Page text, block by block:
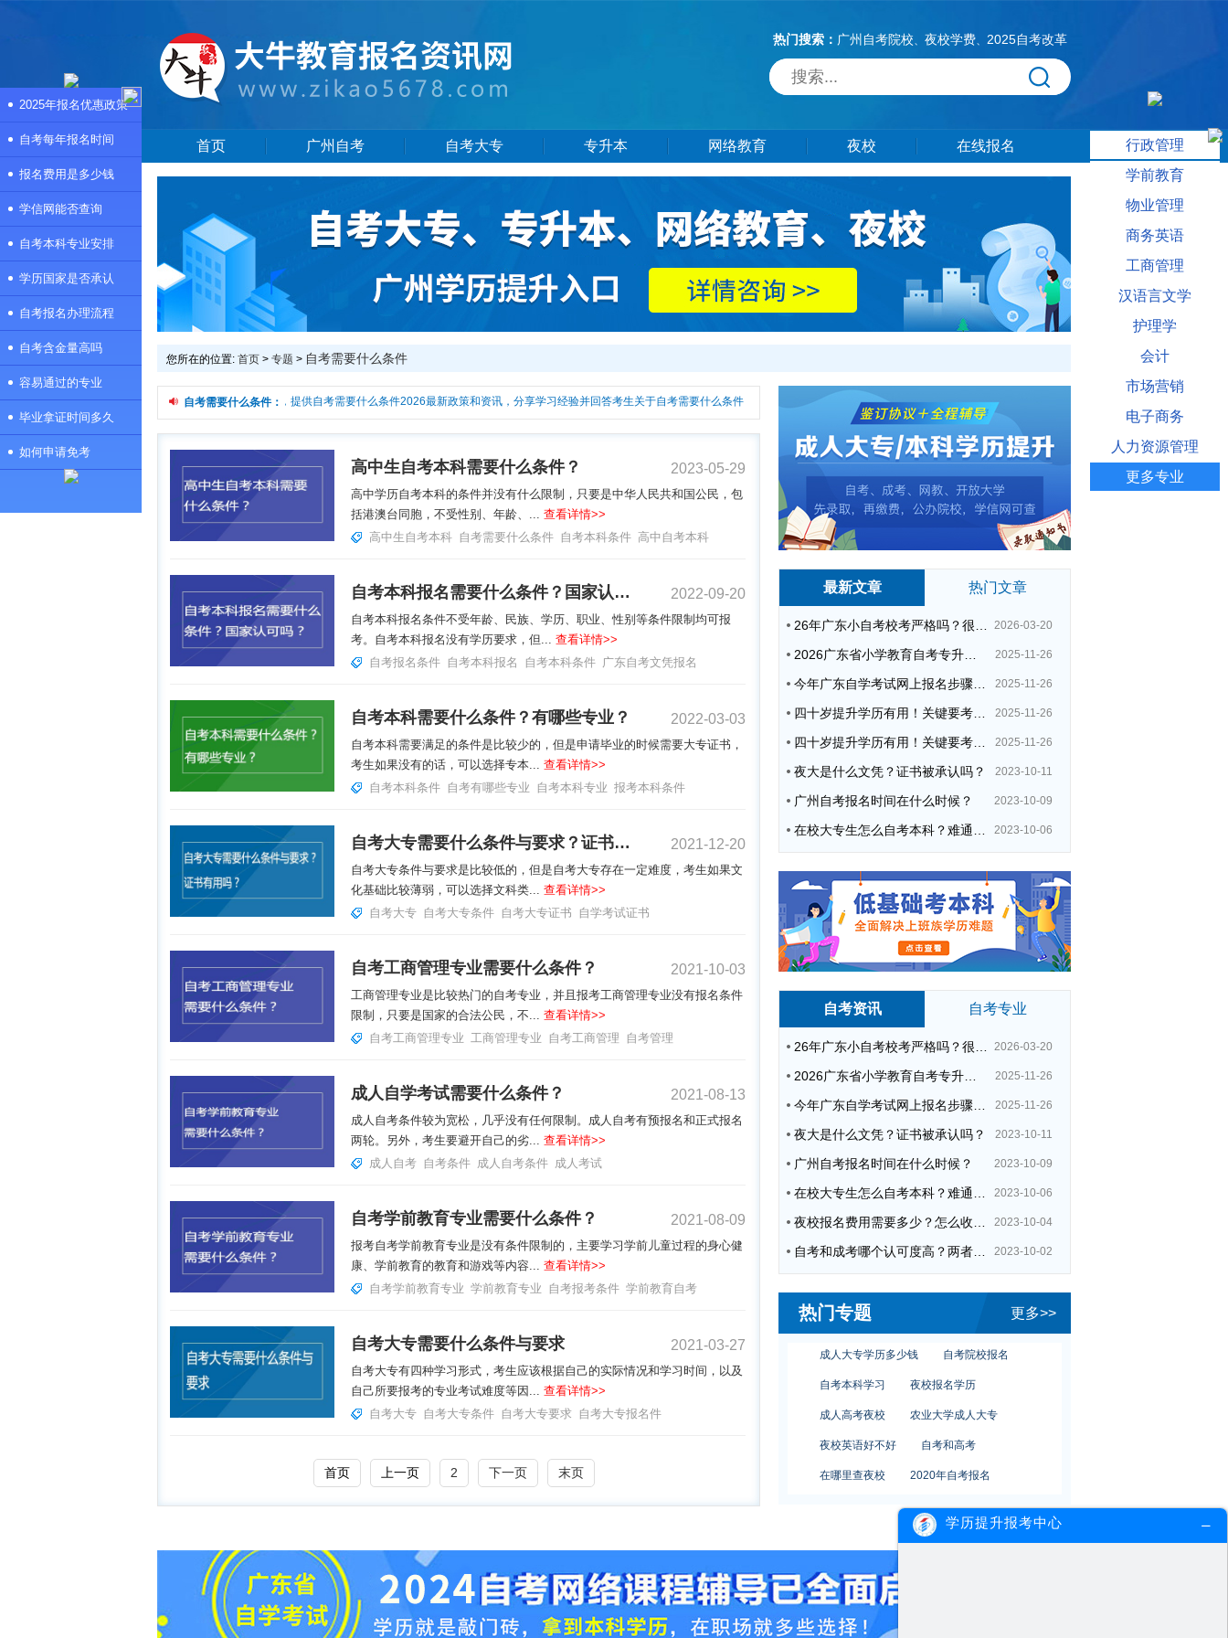
热门搜索： 广州自考院校、 夜校学费、 2025自考改革
首页 广州自考 自考大专 专升本 网络教育 夜校 在线报名
您所在的位置: 首页 > 专题 > 自考需要什么条件
最新文章 热门文章
26年广东小自考校考严格吗？很简单吗？ 2026-03-20
2026广东省小学教育自考专升本考试科目（+指引） 2025-11-26
今年广东自学考试网上报名步骤（全） 2025-11-26
四十岁提升学历有用！关键要考哪种？这种最快最实用！ 2025-11-26
四十岁提升学历有用！关键要考哪种？这种最快最实用！ 2025-11-26
夜大是什么文凭？证书被承认吗？ 2023-10-11
广州自考报名时间在什么时候？ 2023-10-09
在校大专生怎么自考本科？难通过吗？ 2023-10-06
自考资讯 自考专业
26年广东小自考校考严格吗？很简单吗？ 2026-03-20
2026广东省小学教育自考专升本考试科目（+指引） 2025-11-26
今年广东自学考试网上报名步骤（全） 2025-11-26
夜大是什么文凭？证书被承认吗？ 2023-10-11
广州自考报名时间在什么时候？ 2023-10-09
在校大专生怎么自考本科？难通过吗？ 2023-10-06
夜校报名费用需要多少？怎么收费的？ 2023-10-04
自考和成考哪个认可度高？两者区别在哪？ 2023-10-02
热门专题 更多>>
华师自考报名 自考复习重点方法
华师人力资源管理 专插本费用
自考专业答辩办法 自考本科考多少门
自考报名流程
华师人力资源管理
自考本科考多少门
华南师范大学夜大汉语言文学教育
自考需要什么条件：
本频道是自考需要什么条件专题页，提供自考需要什么条件2026最新政策和资讯，分享学习经验并回答考生关于自考需要什么条件热门问题，还有更多自考需要什么条件相关信息供大家参考。
高中生自考本科需要什么条件？ 2023-05-29
高中学历自考本科的条件并没有什么限制，只要是中华人民共和国公民，包
括港澳台同胞，不受性别、年龄、... 查看详情>>
高中生自考本科 自考需要什么条件 自考本科条件 高中自考本科
自考本科报名需要什么条件？国家认可吗？ 2022-09-20
自考本科报名条件不受年龄、民族、学历、职业、性别等条件限制均可报
考。自考本科报名没有学历要求，但... 查看详情>>
自考报名条件 自考本科报名 自考本科条件 广东自考文凭报名
自考本科需要什么条件？有哪些专业？ 2022-03-03
自考本科需要满足的条件是比较少的，但是申请毕业的时候需要大专证书，
考生如果没有的话，可以选择专本... 查看详情>>
自考本科条件 自考有哪些专业 自考本科专业 报考本科条件
自考大专需要什么条件与要求？证书有用吗？ 2021-12-20
自考大专条件与要求是比较低的，但是自考大专存在一定难度，考生如果文
化基础比较薄弱，可以选择文科类... 查看详情>>
自考大专 自考大专条件 自考大专证书 自学考试证书
自考工商管理专业需要什么条件？ 2021-10-03
工商管理专业是比较热门的自考专业，并且报考工商管理专业没有报名条件
限制，只要是国家的合法公民，不... 查看详情>>
自考工商管理专业 工商管理专业 自考工商管理 自考管理
成人自学考试需要什么条件？ 2021-08-13
成人自考条件较为宽松，几乎没有任何限制。成人自考有预报名和正式报名
两轮。另外，考生要避开自己的劣... 查看详情>>
成人自考 自考条件 成人自考条件 成人考试
自考学前教育专业需要什么条件？ 2021-08-09
报考自考学前教育专业是没有条件限制的，主要学习学前儿童过程的身心健
康、学前教育的教育和游戏等内容... 查看详情>>
自考学前教育专业 学前教育专业 自考报考条件 学前教育自考
自考大专需要什么条件与要求 2021-03-27
自考大专有四种学习形式，考生应该根据自己的实际情况和学习时间，以及
自己所要报考的专业考试难度等因... 查看详情>>
自考大专 自考大专条件 自考大专要求 自考大专报名件
首页 上一页 2 下一页 末页
2025年报名优惠政策
自考每年报名时间
报名费用是多少钱
学信网能否查询
自考本科专业安排
学历国家是否承认
自考报名办理流程
自考含金量高吗
容易通过的专业
毕业拿证时间多久
如何申请免考
行政管理
学前教育
物业管理
商务英语
工商管理
汉语言文学
护理学
会计
市场营销
电子商务
人力资源管理
更多专业
学历提升报考中心